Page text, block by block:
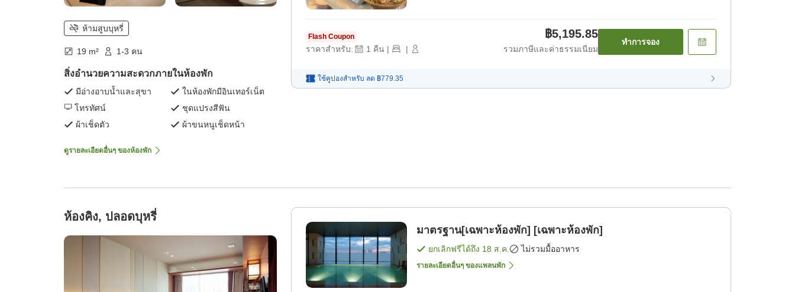
ห้ามสูบบุหรี่
19 m² 1-3 คน
สิ่งอำนวยความสะดวกภายในห้องพัก
มีอ่างอาบน้ำและสุขา
ในห้องพักมีอินเทอร์เน็ต
โทรทัศน์
ชุดแปรงสีฟัน
ผ้าเช็ดตัว
ผ้าขนหนูเช็ดหน้า
ดูรายละเอียดอื่นๆ ของห้องพัก
Flash Coupon
ราคาสำหรับ: 1 คืน | |
฿5,195.85
รวมภาษีและค่าธรรมเนียม
ทำการจอง
ใช้คูปองสำหรับ ลด ฿779.35
ห้องคิง, ปลอดบุหรี่
มาตรฐาน[เฉพาะห้องพัก] [เฉพาะห้องพัก]
ยกเลิกฟรีได้ถึง 18 ส.ค. ไม่รวมมื้ออาหาร
รายละเอียดอื่นๆ ของแพลนพัก